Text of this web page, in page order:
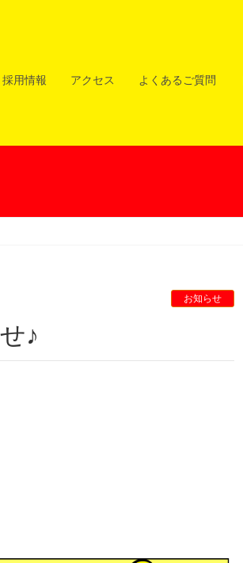
採用情報 アクセス よくあるご質問
お知らせ
♪